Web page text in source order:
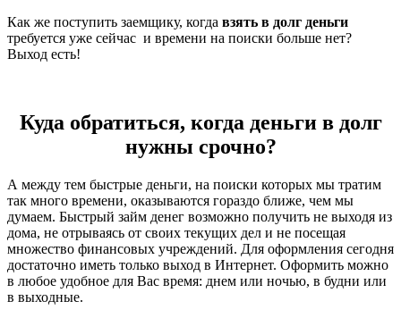
Как же поступить заемщику, когда взять в долг деньги
требуется уже сейчас и времени на поиски больше нет?
Выход есть!
Куда обратиться, когда деньги в долг
нужны срочно?
А между тем быстрые деньги, на поиски которых мы тратим
так много времени, оказываются гораздо ближе, чем мы
думаем. Быстрый займ денег возможно получить не выходя из
дома, не отрываясь от своих текущих дел и не посещая
множество финансовых учреждений. Для оформления сегодня
достаточно иметь только выход в Интернет. Оформить можно
в любое удобное для Вас время: днем или ночью, в будни или
в выходные.